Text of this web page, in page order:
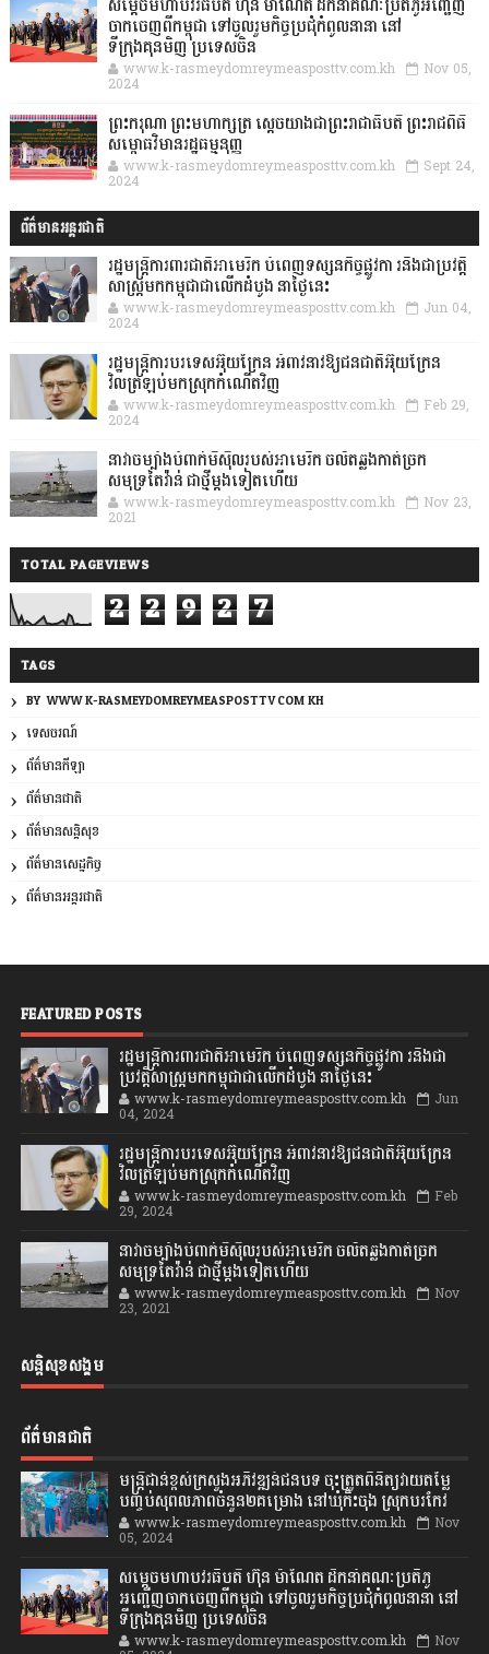
សម្តេចមហាបវរធិបតី ហ៊ុន ម៉ាណែត ដឹកនាំគណៈប្រតិភូអញ្ជើញ
ចាកចេញពីកម្ពុជា ទៅចូលរួមកិច្ចប្រជុំកំពូលនានា នៅ
ទីក្រុងគុនមិញ ប្រទេសចិន
www.k-rasmeydomreymeasposttv.com.kh Nov 05,
2024
ព្រះករុណា ព្រះមហាក្សត្រ ស្តេចយាងជាព្រះរាជាធិបតី ព្រះរាជពិធី
សម្ពោធវិមានរដ្ឋធម្មនុញ្ញ
www.k-rasmeydomreymeasposttv.com.kh Sept 24,
2024
ព័ត៌មានអន្តរជាតិ
រដ្ឋមន្រ្តីការពារជាតិអាមេរិក បំពេញទស្សនកិច្ចផ្លូវកា រនិងជាប្រវត្តិ
សាស្រ្តមកកម្ពុជាជាលើកដំបូង នាថ្ងៃនេះ
www.k-rasmeydomreymeasposttv.com.kh Jun 04,
2024
រដ្ឋមន្ត្រីការបរទេសអ៊ុយក្រែន អំពាវនាវឱ្យជនជាតិអ៊ុយក្រែន
វិលត្រឡប់មកស្រុកកំណើតវិញ
www.k-rasmeydomreymeasposttv.com.kh Feb 29,
2024
នាវាចម្បាំងបំពាក់មីស៊ីលរបស់អាមេរិក ចល័តឆ្លងកាត់ច្រក
សមុទ្រតៃវ៉ាន់ ជាថ្មីម្តងទៀតហើយ
www.k-rasmeydomreymeasposttv.com.kh Nov 23,
2021
TOTAL PAGEVIEWS
2 2 9 2 7
TAGS
BY: WWW.K-RASMEYDOMREYMEASPOSTTV.COM.KH
ទេសចរណ៍
ព័ត៌មានកីឡា
ព័ត៌មានជាតិ
ព័ត៌មានសន្តិសុខ
ព័ត៌មានសេដ្ឋកិច្ច
ព័ត៌មានអន្តរជាតិ
FEATURED POSTS
រដ្ឋមន្រ្តីការពារជាតិអាមេរិក បំពេញទស្សនកិច្ចផ្លូវកា រនិងជា
ប្រវត្តិសាស្រ្តមកកម្ពុជាជាលើកដំបូង នាថ្ងៃនេះ
www.k-rasmeydomreymeasposttv.com.kh Jun
04, 2024
រដ្ឋមន្ត្រីការបរទេសអ៊ុយក្រែន អំពាវនាវឱ្យជនជាតិអ៊ុយក្រែន
វិលត្រឡប់មកស្រុកកំណើតវិញ
www.k-rasmeydomreymeasposttv.com.kh Feb
29, 2024
នាវាចម្បាំងបំពាក់មីស៊ីលរបស់អាមេរិក ចល័តឆ្លងកាត់ច្រក
សមុទ្រតៃវ៉ាន់ ជាថ្មីម្តងទៀតហើយ
www.k-rasmeydomreymeasposttv.com.kh Nov
23, 2021
សន្តិសុខសង្គម
ព័ត៌មានជាតិ
មន្ត្រីជាន់ខ្ពស់ក្រសួងអភិវឌ្ឍន៍ជនបទ ចុះត្រួតពិនិត្យវាយតម្លៃ
បញ្ចប់សុពលភាពចំនួន២គម្រោង នៅឃុំកិះចុង ស្រុកបរកែវ
www.k-rasmeydomreymeasposttv.com.kh Nov
05, 2024
សម្តេចមហាបវរធិបតី ហ៊ុន ម៉ាណែត ដឹកនាំគណៈប្រតិភូ
អញ្ជើញចាកចេញពីកម្ពុជា ទៅចូលរួមកិច្ចប្រជុំកំពូលនានា នៅ
ទីក្រុងគុនមិញ ប្រទេសចិន
www.k-rasmeydomreymeasposttv.com.kh Nov